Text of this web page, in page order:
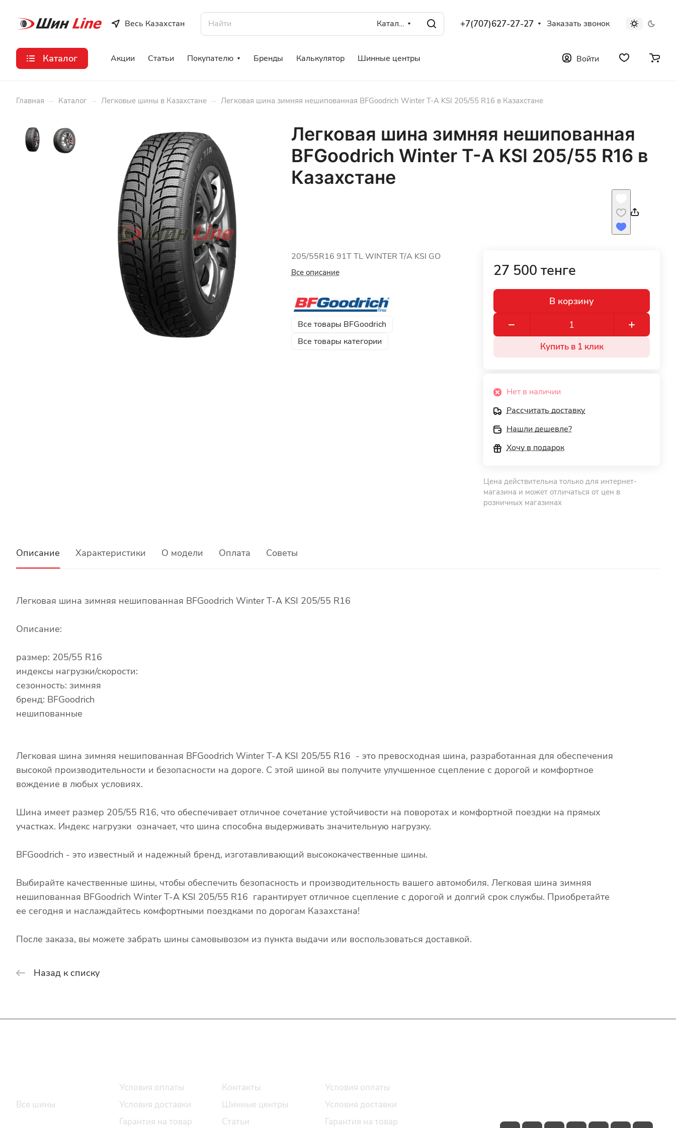
Весь Казахстан Каталог +7(707)627-27-27 Заказать звонок
Каталог Акции Статьи Покупателю Бренды Калькулятор Шинные центры Войти
Главная – Каталог – Легковые шины в Казахстане – Легковая шина зимняя нешипованная BFGoodrich Winter T-A KSI 205/55 R16 в Казахстане
Легковая шина зимняя нешипованная
BFGoodrich Winter T-A KSI 205/55 R16 в
Казахстане
205/55R16 91T TL WINTER T/A KSI GO
Все описание
Все товары BFGoodrich
Все товары категории
27 500 тенге
В корзину
Купить в 1 клик
Нет в наличии
Рассчитать доставку
Нашли дешевле?
Хочу в подарок
Цена действительна только для интернет-
магазина и может отличаться от цен в
розничных магазинах
Описание Характеристики О модели Оплата Советы
Легковая шина зимняя нешипованная BFGoodrich Winter T-A KSI 205/55 R16
Описание:
размер: 205/55 R16
индексы нагрузки/скорости:
сезонность: зимняя
бренд: BFGoodrich
нешипованные
Легковая шина зимняя нешипованная BFGoodrich Winter T-A KSI 205/55 R16 - это превосходная шина, разработанная для обеспечения
высокой производительности и безопасности на дороге. С этой шиной вы получите улучшенное сцепление с дорогой и комфортное
вождение в любых условиях.
Шина имеет размер 205/55 R16, что обеспечивает отличное сочетание устойчивости на поворотах и комфортной поездки на прямых
участках. Индекс нагрузки означает, что шина способна выдерживать значительную нагрузку.
BFGoodrich - это известный и надежный бренд, изготавливающий высококачественные шины.
Выбирайте качественные шины, чтобы обеспечить безопасность и производительность вашего автомобиля. Легковая шина зимняя
нешипованная BFGoodrich Winter T-A KSI 205/55 R16 гарантирует отличное сцепление с дорогой и долгий срок службы. Приобретайте
ее сегодня и наслаждайтесь комфортными поездками по дорогам Казахстана!
После заказа, вы можете забрать шины самовывозом из пункта выдачи или воспользоваться доставкой.
Назад к списку
Все шины
Условия оплаты
Условия доставки
Гарантия на товар
Контакты
Шинные центры
Статьи
Условия оплаты
Условия доставки
Гарантия на товар